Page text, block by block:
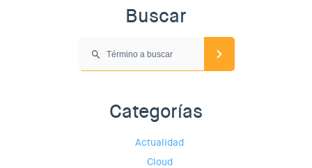
Buscar
Categorías
Actualidad
Cloud